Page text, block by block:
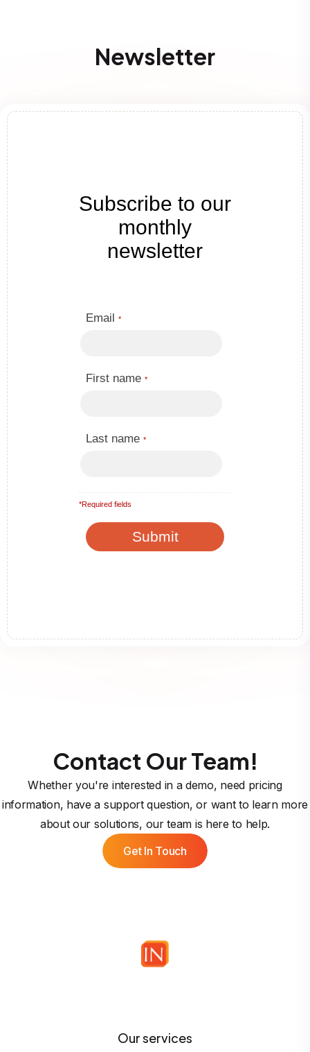
Newsletter
Contact Our Team!
Whether you're interested in a demo, need pricing
information, have a support question, or want to learn more
about our solutions, our team is here to help.
Get In Touch
Our services